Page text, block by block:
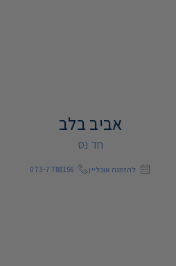
אביב בלב
חד נס
להזמנה אונליין 073-7788156